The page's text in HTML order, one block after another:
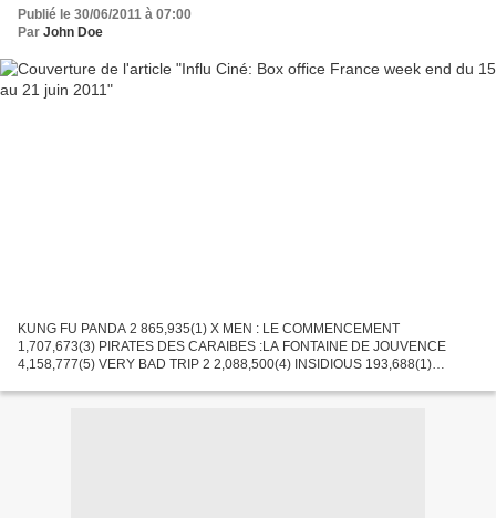
Publié le 30/06/2011 à 07:00
Par John Doe
KUNG FU PANDA 2 865,935(1) X MEN : LE COMMENCEMENT
1,707,673(3) PIRATES DES CARAIBES :LA FONTAINE DE JOUVENCE
4,158,777(5) VERY BAD TRIP 2 2,088,500(4) INSIDIOUS 193,688(1)
SINGER 88,044(1)...